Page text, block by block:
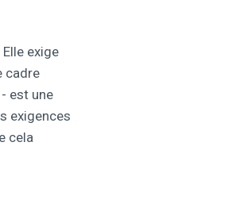
exige
cadre
est une
exigences
cela